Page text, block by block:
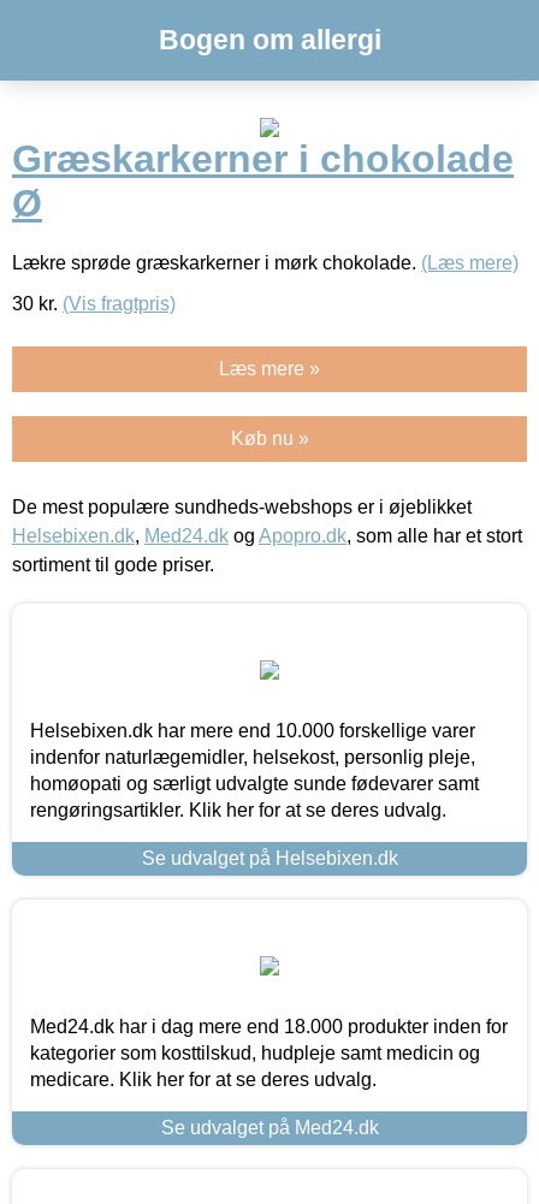
Bogen om allergi
Græskarkerner i chokolade
Ø
Lækre sprøde græskarkerner i mørk chokolade. (Læs mere)
30 kr. (Vis fragtpris)
Læs mere »
Køb nu »
De mest populære sundheds-webshops er i øjeblikket
Helsebixen.dk, Med24.dk og Apopro.dk, som alle har et stort
sortiment til gode priser.
Helsebixen.dk har mere end 10.000 forskellige varer
indenfor naturlægemidler, helsekost, personlig pleje,
homøopati og særligt udvalgte sunde fødevarer samt
rengøringsartikler. Klik her for at se deres udvalg.
Se udvalget på Helsebixen.dk
Med24.dk har i dag mere end 18.000 produkter inden for
kategorier som kosttilskud, hudpleje samt medicin og
medicare. Klik her for at se deres udvalg.
Se udvalget på Med24.dk